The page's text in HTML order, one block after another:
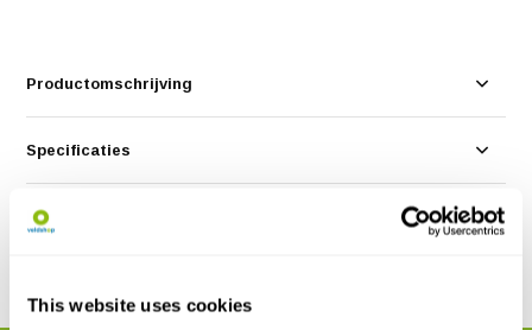
This website uses cookies
Productomschrijving
Specificaties
Reviews